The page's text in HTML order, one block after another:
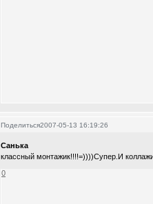
Поделиться2007-05-13 16:19:26
Санька
классный монтажик!!!!=))))Супер.И
0